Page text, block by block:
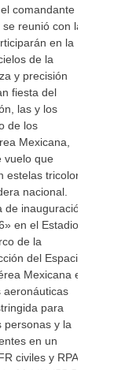
comandante
reunió con las
en la
de la
y precisión
fiesta del
las y los
de los
Mexicana,
vuelo que
tricolor y
nacional.
inauguración
en el Estadio
de la
del Espacio
Mexicana en
aeronáuticas
para
personas y la
en un
civiles y RPAS